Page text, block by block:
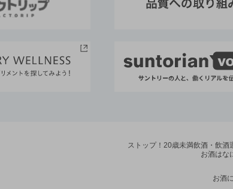
ストップ！20歳未満飲酒・飲酒
お酒はな
お酒